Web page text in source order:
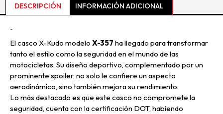
DESCRIPCIÓN INFORMACIÓN ADICIONAL
El casco X-Kudo modelo X-357 ha llegado para transformar
tanto el estilo como la seguridad en el mundo de las
motocicletas. Su diseño deportivo, complementado por un
prominente spoiler, no solo le confiere un aspecto
aerodinámico, sino también mejora su rendimiento.
Lo más destacado es que este casco no compromete la
seguridad, cuenta con la certificación DOT, habiendo